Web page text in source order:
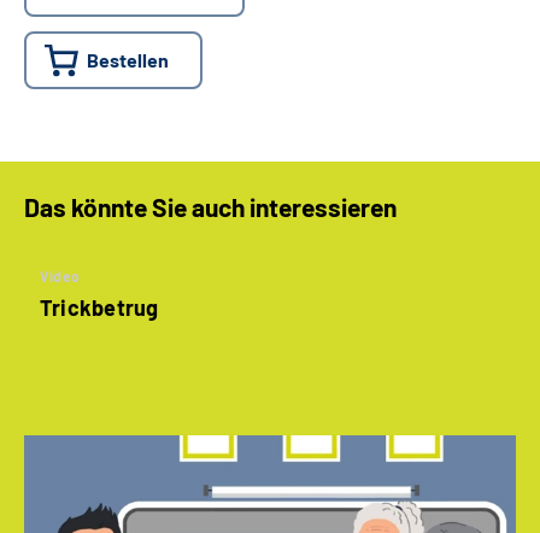
Bestellen
Das könnte Sie auch interessieren
Video
Trickbetrug